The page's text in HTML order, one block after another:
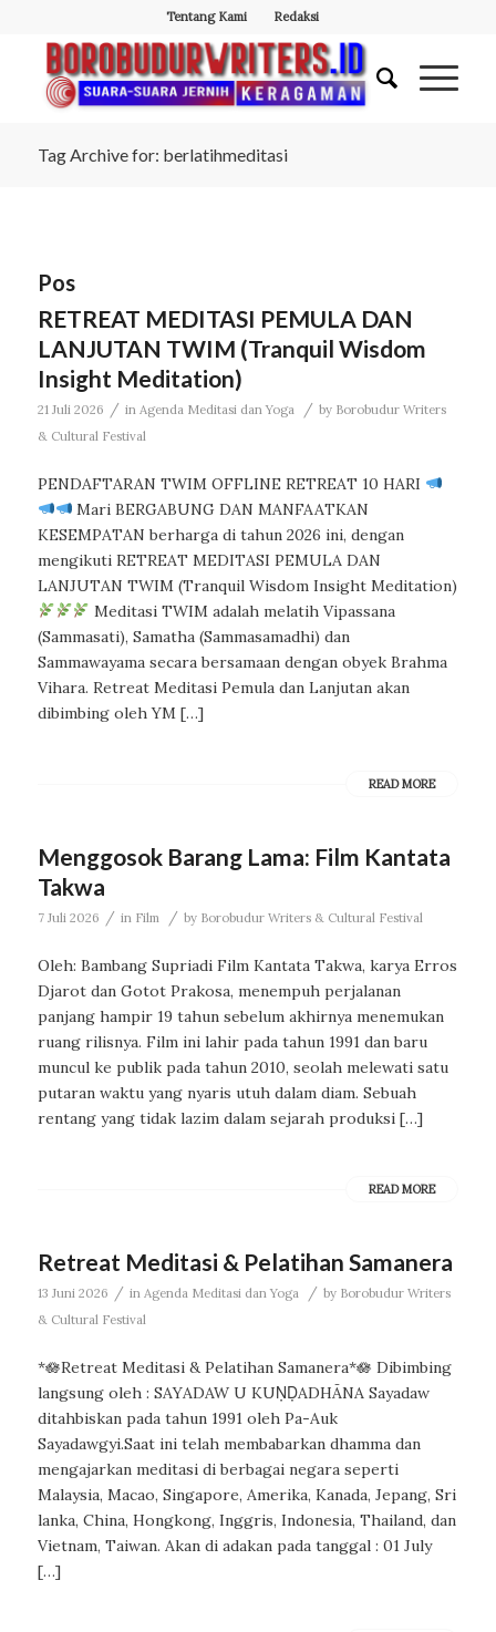
Tentang Kami Redaksi
Tag Archive for: berlatihmeditasi
Pos
RETREAT MEDITASI PEMULA DAN
LANJUTAN TWIM (Tranquil Wisdom
Insight Meditation)
21 Juli 2026 / in Agenda Meditasi dan Yoga / by Borobudur Writers
& Cultural Festival
PENDAFTARAN TWIM OFFLINE RETREAT 10 HARI
Mari BERGABUNG DAN MANFAATKAN
KESEMPATAN berharga di tahun 2026 ini, dengan
mengikuti RETREAT MEDITASI PEMULA DAN
LANJUTAN TWIM (Tranquil Wisdom Insight Meditation)
Meditasi TWIM adalah melatih Vipassana
(Sammasati), Samatha (Sammasamadhi) dan
Sammawayama secara bersamaan dengan obyek Brahma
Vihara. Retreat Meditasi Pemula dan Lanjutan akan
dibimbing oleh YM […]
READ MORE
Menggosok Barang Lama: Film Kantata
Takwa
7 Juli 2026 / in Film / by Borobudur Writers & Cultural Festival
Oleh: Bambang Supriadi Film Kantata Takwa, karya Erros
Djarot dan Gotot Prakosa, menempuh perjalanan
panjang hampir 19 tahun sebelum akhirnya menemukan
ruang rilisnya. Film ini lahir pada tahun 1991 dan baru
muncul ke publik pada tahun 2010, seolah melewati satu
putaran waktu yang nyaris utuh dalam diam. Sebuah
rentang yang tidak lazim dalam sejarah produksi […]
READ MORE
Retreat Meditasi & Pelatihan Samanera
13 Juni 2026 / in Agenda Meditasi dan Yoga / by Borobudur Writers
& Cultural Festival
*🪷Retreat Meditasi & Pelatihan Samanera*🪷 Dibimbing
langsung oleh : SAYADAW U KUṆḌADHĀNA Sayadaw
ditahbiskan pada tahun 1991 oleh Pa-Auk
Sayadawgyi.Saat ini telah membabarkan dhamma dan
mengajarkan meditasi di berbagai negara seperti
Malaysia, Macao, Singapore, Amerika, Kanada, Jepang, Sri
lanka, China, Hongkong, Inggris, Indonesia, Thailand, dan
Vietnam, Taiwan. Akan di adakan pada tanggal : 01 July
[…]